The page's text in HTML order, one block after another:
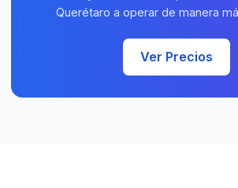
Querétaro a operar de manera
Ver Precios